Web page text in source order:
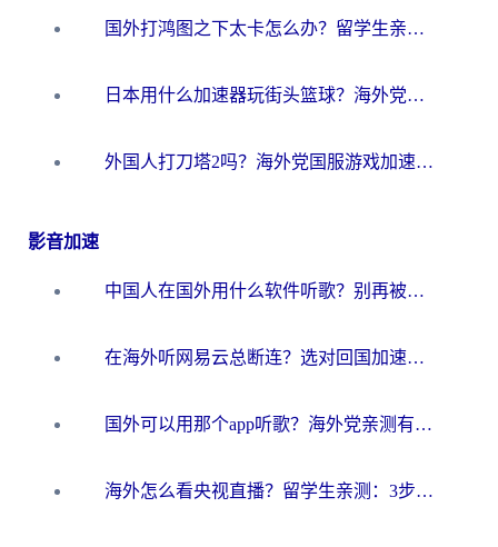
国外打鸿图之下太卡怎么办？留学生亲测有效的国服游戏加速方案
日本用什么加速器玩街头篮球？海外党国服游戏不卡顿的终极攻略
外国人打刀塔2吗？海外党国服游戏加速避坑全攻略
影音加速
中国人在国外用什么软件听歌？别再被地域限制卡脖子，这篇教你轻松解锁国内音乐库
在海外听网易云总断连？选对回国加速器，告别地区限制和卡顿
国外可以用那个app听歌？海外党亲测有效的回国加速方案，轻松听国内音乐听书
海外怎么看央视直播？留学生亲测：3步解决版权限制+追剧自由